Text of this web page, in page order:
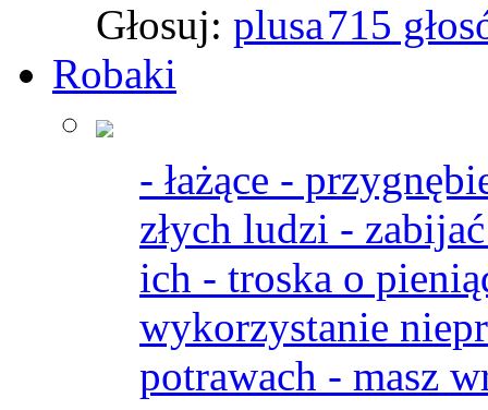
Głosuj:
715
Robaki
- łażące -
złych ludzi -
ich - troska o
wykorzystanie
potrawach - masz